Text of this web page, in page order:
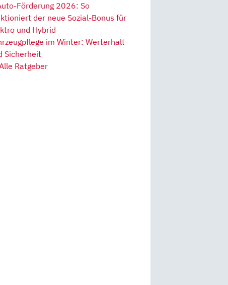
Förderung 2026: So
der neue Sozial-Bonus für
und Hybrid
im Winter: Werterhalt
Sicherheit
Ratgeber